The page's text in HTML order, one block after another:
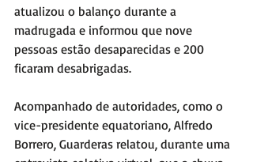
atualizou o balanço durante a
madrugada e informou que nove
pessoas estão desaparecidas e 200
ficaram desabrigadas.
Acompanhado de autoridades, como o
vice-presidente equatoriano, Alfredo
Borrero, Guarderas relatou, durante uma